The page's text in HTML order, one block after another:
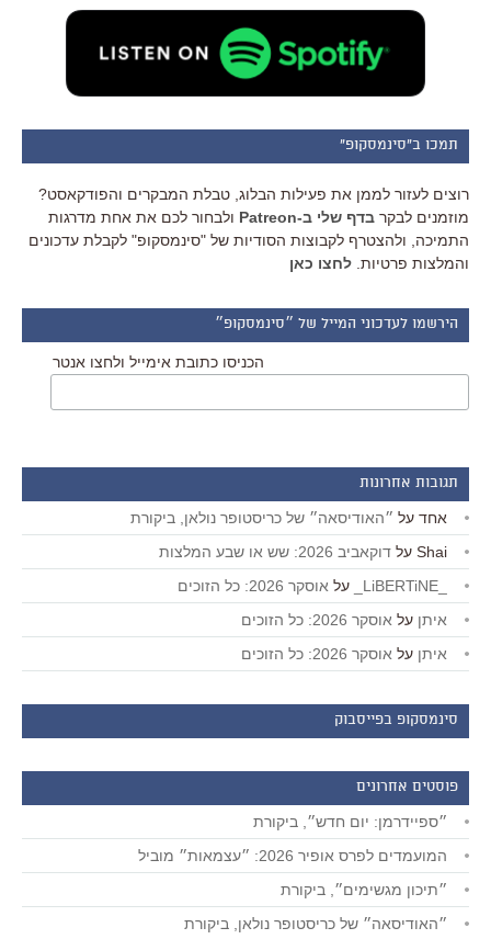
תמכו ב"סינמסקופ"
רוצים לעזור לממן את פעילות הבלוג, טבלת המבקרים והפודקאסט?
מוזמנים לבקר בדף שלי ב-Patreon
ולבחור לכם את אחת מדרגות
התמיכה, ולהצטרף לקבוצות הסודיות של "סינמסקופ" לקבלת עדכונים
והמלצות פרטיות. לחצו כאן
הירשמו לעדכוני המייל של ״סינמסקופ״
הכניסו כתובת אימייל ולחצו אנטר
תגובות אחרונות
אחד על ״האודיסאה״ של כריסטופר נולאן, ביקורת
Shai על דוקאביב 2026: שש או שבע המלצות
על אוסקר 2026: כל הזוכים
איתן על אוסקר 2026: כל הזוכים
איתן על אוסקר 2026: כל הזוכים
סינמסקופ בפייסבוק
פוסטים אחרונים
״ספיידרמן: יום חדש״, ביקורת
המועמדים לפרס אופיר 2026: ״עצמאות״ מוביל
״תיכון מגשימים״, ביקורת
״האודיסאה״ של כריסטופר נולאן, ביקורת